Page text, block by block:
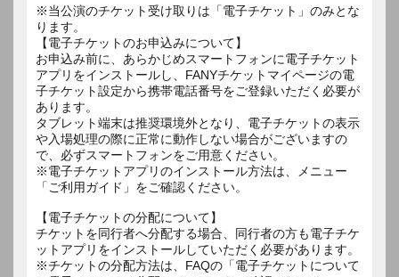
※当公演のチケット受け取りは「電子チケット」のみとな
ります。
【電子チケットのお申込みについて】
お申込み前に、あらかじめスマートフォンに電子チケット
アプリをインストールし、FANYチケットマイページの電
子チケット設定から携帯電話番号をご登録いただく必要が
あります。
タブレット端末は推奨環境外となり、電子チケットの表示
や入場処理の際に正常に動作しない場合がございますの
で、必ずスマートフォンをご用意ください。
※電子チケットアプリのインストール方法は、メニュー
「ご利用ガイド」をご確認ください。
【電子チケットの分配について】
チケットを同行者へ分配する場合、同行者の方も電子チケ
ットアプリをインストールしていただく必要があります。
※チケットの分配方法は、FAQの「電子チケットについて